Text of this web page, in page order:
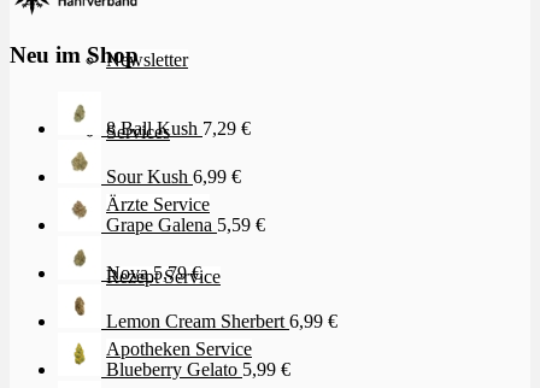
Newsletter
Services
Ärzte Service
Rezept Service
Apotheken Service
Neu im Shop
8 Ball Kush 7,29 €
Sour Kush 6,99 €
Grape Galena 5,59 €
Nova 5,79€
Lemon Cream Sherbert 6,99 €
Blueberry Gelato 5,99 €